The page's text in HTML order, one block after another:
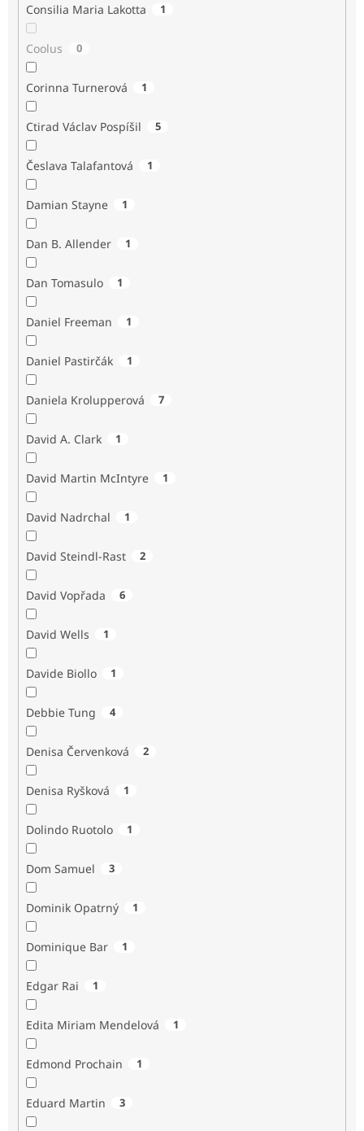
Consilia Maria Lakotta 1
Coolus 0
Corinna Turnerová 1
Ctirad Václav Pospíšil 5
Česlava Talafantová 1
Damian Stayne 1
Dan B. Allender 1
Dan Tomasulo 1
Daniel Freeman 1
Daniel Pastirčák 1
Daniela Krolupperová 7
David A. Clark 1
David Martin McIntyre 1
David Nadrchal 1
David Steindl-Rast 2
David Vopřada 6
David Wells 1
Davide Biollo 1
Debbie Tung 4
Denisa Červenková 2
Denisa Ryšková 1
Dolindo Ruotolo 1
Dom Samuel 3
Dominik Opatrný 1
Dominique Bar 1
Edgar Rai 1
Edita Miriam Mendelová 1
Edmond Prochain 1
Eduard Martin 3